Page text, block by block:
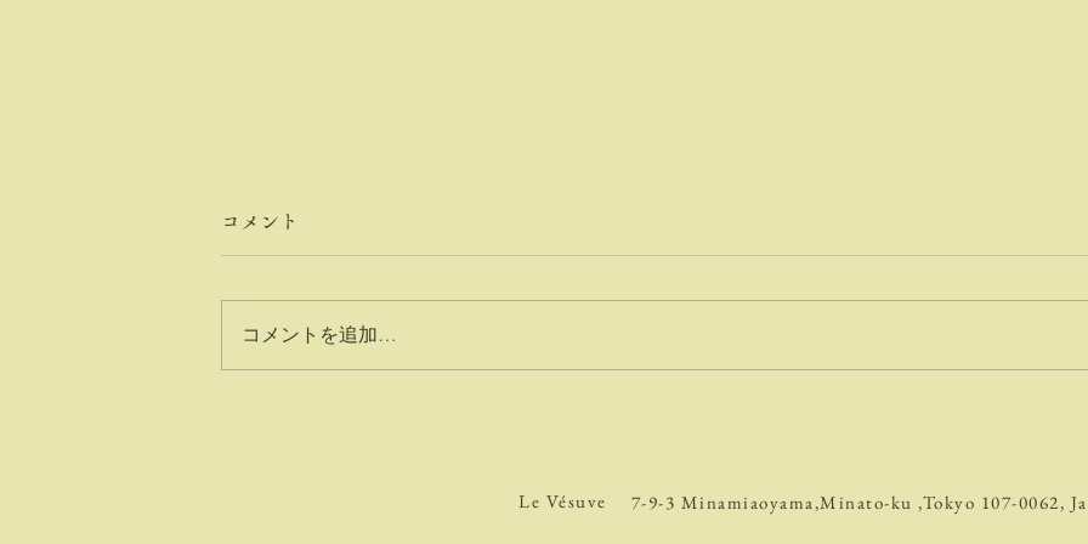
コメント
コメントを追加…
Le Vésuve 7-9-3 Minamiaoyama,Minato-ku ,Tokyo 107-0062,